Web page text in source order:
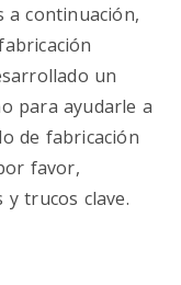
a continuación,
un
para ayudarle a
de fabricación
favor,
trucos clave.